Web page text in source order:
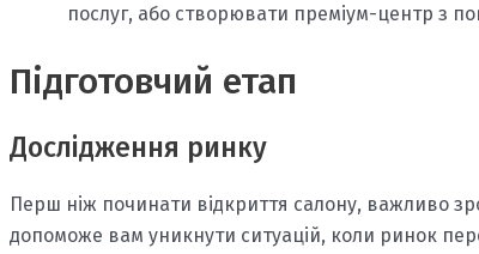
послуг, або створювати преміум-центр з
Підготовчий етап
Дослідження ринку
Перш ніж починати відкриття салону, важливо
допоможе вам уникнути ситуацій, коли ринок